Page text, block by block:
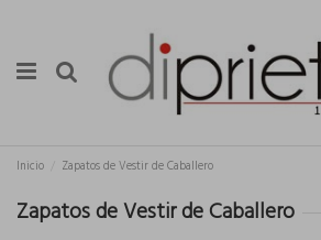
Inicio Zapatos de Vestir de Caballero
Zapatos de Vestir de Caballero